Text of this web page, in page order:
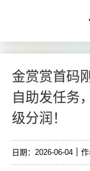
金赏赏首码
自助发任务
级分润！
日期：2026-06-04